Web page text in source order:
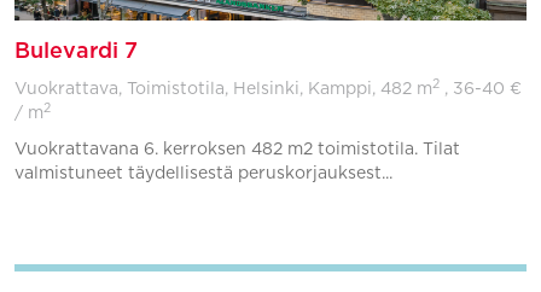
Bulevardi 7
Vuokrattava, Toimistotila, Helsinki, Kamppi, 482 m 2 , 36-40 €
/ m 2
Vuokrattavana 6. kerroksen 482 m2 toimistotila. Tilat
valmistuneet täydellisestä peruskorjauksest...